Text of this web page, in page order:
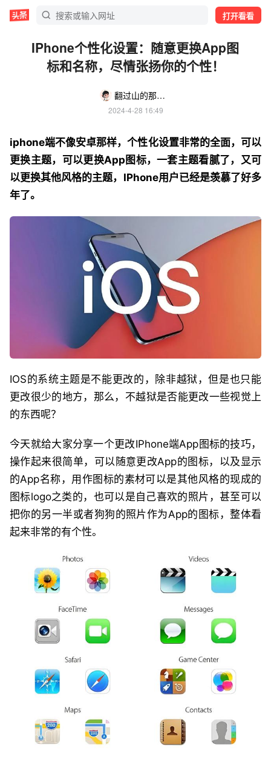
打开看看
IPhone个性化设置：随意更换App图
标和名称，尽情张扬你的个性！
翻过山的那一边
2024-4-28 16:49
iphone端不像安卓那样，个性化设置非常的全面，可以
更换主题，可以更换App图标，一套主题看腻了，又可
以更换其他风格的主题，IPhone用户已经是羡慕了好多
年了。
IOS的系统主题是不能更改的，除非越狱，但是也只能
更改很少的地方，那么，不越狱是否能更改一些视觉上
的东西呢？
今天就给大家分享一个更改IPhone端App图标的技巧，
操作起来很简单，可以随意更改App的图标，以及显示
的App名称，用作图标的素材可以是其他风格的现成的
图标logo之类的，也可以是自己喜欢的照片，甚至可以
把你的另一半或者狗狗的照片作为App的图标，整体看
起来非常的有个性。